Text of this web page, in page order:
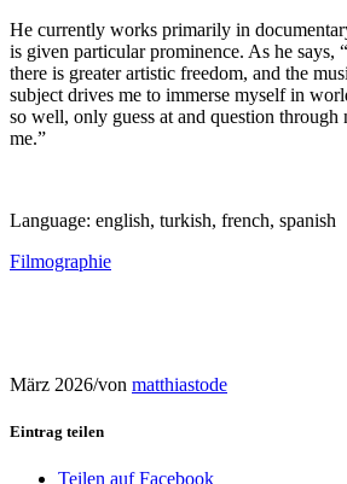
He currently works primarily in
is given particular prominence. As he says,
there is greater artistic freedom, and the
subject drives me to immerse myself in
so well, only guess at and question through
me.”
Language: english, turkish, french, spanish
Filmographie
März 2026/von matthiastode
Eintrag teilen
Teilen auf Facebook